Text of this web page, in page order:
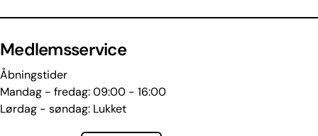
Medlemsservice
Åbningstider
Mandag - fredag: 09:00 - 16:00
Lørdag - søndag: Lukket